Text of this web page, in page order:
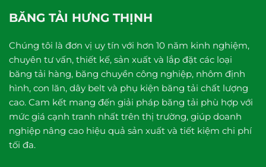
BĂNG TẢI HƯNG THỊNH
Chúng tôi là đơn vị uy tín với hơn 10 năm kinh nghiệm,
chuyên tư vấn, thiết kế, sản xuất và lắp đặt các loại
băng tải hàng, băng chuyền công nghiệp, nhôm định
hình, con lăn, dây belt và phụ kiện băng tải chất lượng
cao. Cam kết mang đến giải pháp băng tải phù hợp với
mức giá cạnh tranh nhất trên thị trường, giúp doanh
nghiệp nâng cao hiệu quả sản xuất và tiết kiệm chi phí
tối đa.